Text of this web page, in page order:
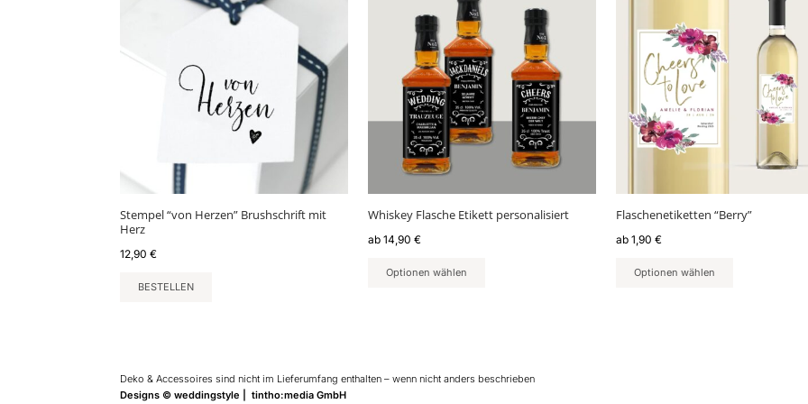
Stempel “von Herzen” Brushschrift mit
Herz
12,90 €
BESTELLEN
Whiskey Flasche Etikett personalisiert
ab 14,90 €
Optionen wählen
mehrere
Varianten
Optionen
können
werden
Flaschenetiketten “Berry”
ab 1,90 €
Optionen wählen
mehrere
Varianten
Optionen
können
werden
Deko & Accessoires sind nicht im Lieferumfang enthalten – wenn nicht anders beschrieben
Designs © weddingstyle | tintho:media GmbH